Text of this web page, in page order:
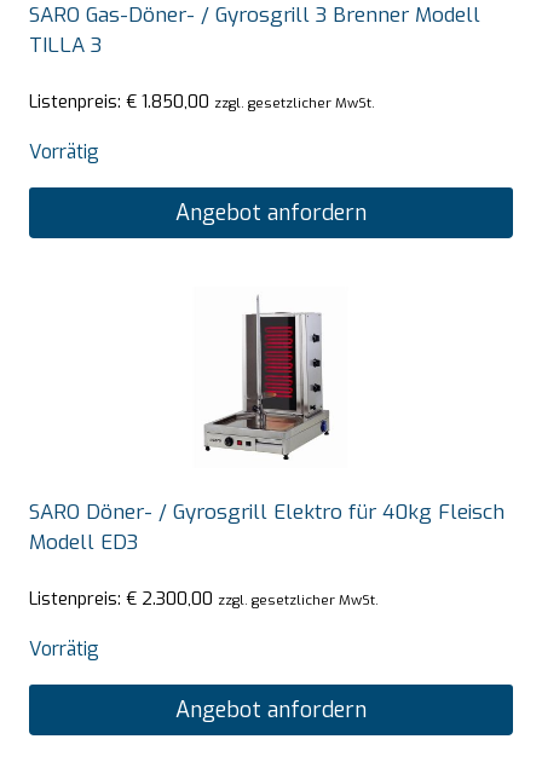
SARO Gas-Döner- / Gyrosgrill 3 Brenner Modell
TILLA 3
Listenpreis: € 1.850,00 zzgl. gesetzlicher MwSt.
Vorrätig
Angebot anfordern
SARO Döner- / Gyrosgrill Elektro für 40kg Fleisch
Modell ED3
Listenpreis: € 2.300,00 zzgl. gesetzlicher MwSt.
Vorrätig
Angebot anfordern